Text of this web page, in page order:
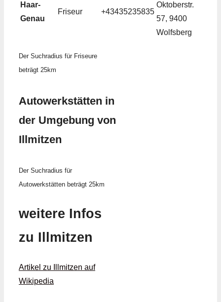
Haar-
Genau
Friseur +43435235835
Oktoberstr.
57, 9400
Wolfsberg
Der Suchradius für Friseure
beträgt 25km
Autowerkstätten in
der Umgebung von
Illmitzen
Der Suchradius für
Autowerkstätten beträgt 25km
weitere Infos
zu Illmitzen
Artikel zu Illmitzen auf
Wikipedia